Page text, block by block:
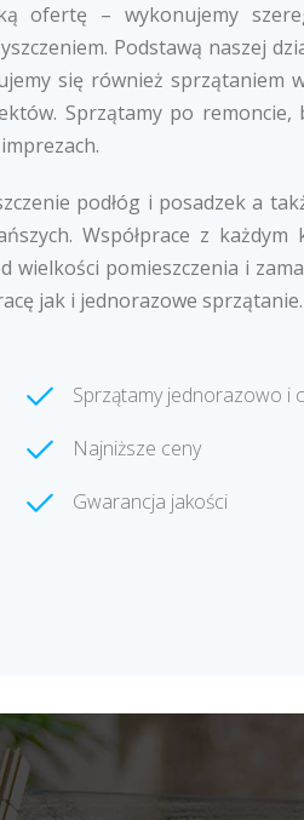
ofertę – wykonujemy
Podstawą naszej
się również sprzątaniem
Sprzątamy po remoncie,
podłóg i posadzek a
Współprace z każdym
wielkości pomieszczenia i
jak i jednorazowe sprzątanie.
Sprzątamy jednorazowo i
Najniższe ceny
Gwarancja jakości